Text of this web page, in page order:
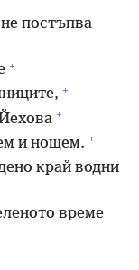
постъпва
+
+
+
и нощем. +
край водни
време